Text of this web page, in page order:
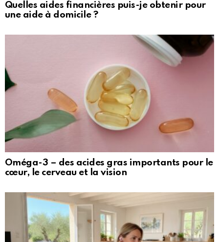
Quelles aides financières puis-je obtenir pour
une aide à domicile ?
Oméga-3 – des acides gras importants pour le
cœur, le cerveau et la vision